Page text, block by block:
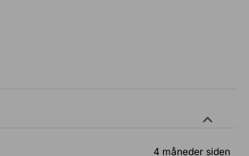
4 måneder siden